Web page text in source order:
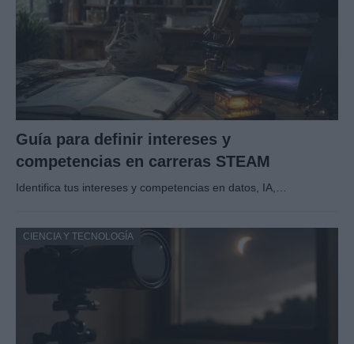
Guía para definir intereses y
competencias en carreras STEAM
Identifica tus intereses y competencias en datos, IA,…
CIENCIA Y TECNOLOGÍA